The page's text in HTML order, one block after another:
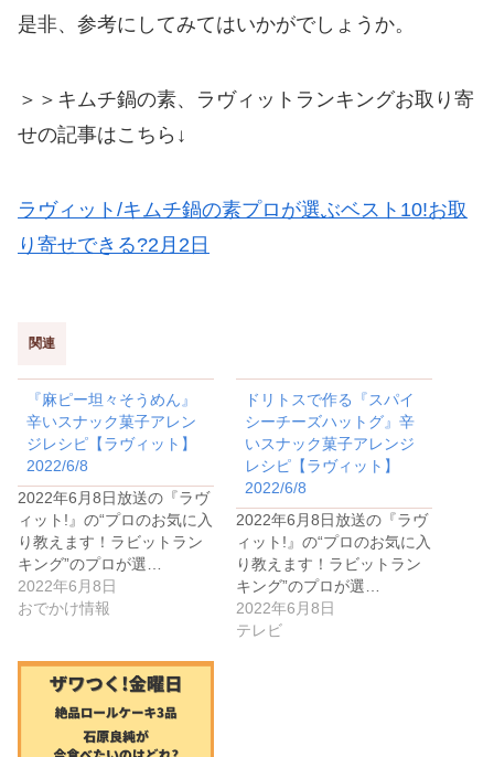
是非、参考にしてみてはいかがでしょうか。
＞＞キムチ鍋の素、ラヴィットランキングお取り寄
せの記事はこちら↓
ラヴィット/キムチ鍋の素プロが選ぶベスト10!お取
り寄せできる?2月2日
関連
『麻ピー坦々そうめん』
辛いスナック菓子アレン
ジレシピ【ラヴィット】
2022/6/8
2022年6月8日放送の『ラヴ
ィット!』の“プロのお気に入
り教えます！ラビットラン
キング”のプロが選…
2022年6月8日
おでかけ情報
ドリトスで作る『スパイ
シーチーズハットグ』辛
いスナック菓子アレンジ
レシピ【ラヴィット】
2022/6/8
2022年6月8日放送の『ラヴ
ィット!』の“プロのお気に入
り教えます！ラビットラン
キング”のプロが選…
2022年6月8日
テレビ